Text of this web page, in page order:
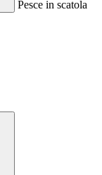
Pesce in scatola